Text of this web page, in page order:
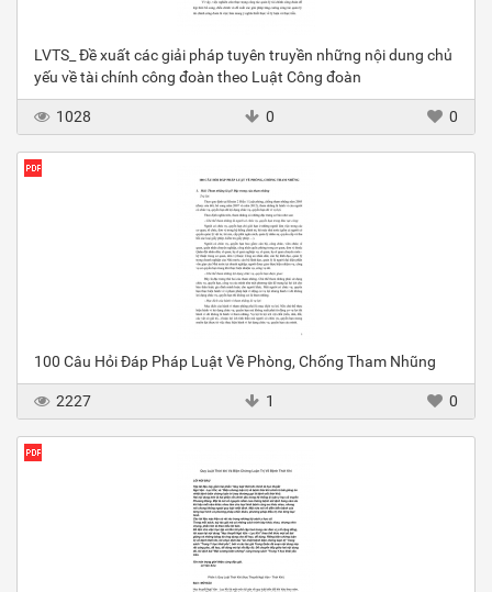
LVTS_ Đề xuất các giải pháp tuyên truyền những nội dung chủ
yếu về tài chính công đoàn theo Luật Công đoàn
1028 0 0
100 Câu Hỏi Đáp Pháp Luật Về Phòng, Chống Tham Nhũng
2227 1 0